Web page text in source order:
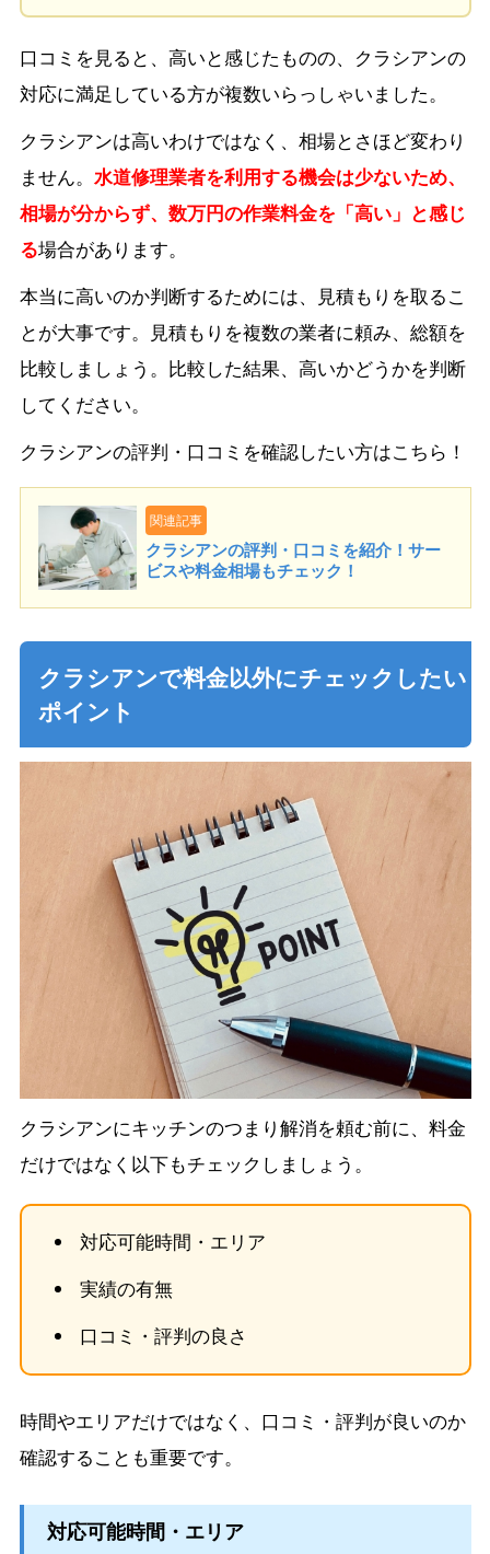
口コミを見ると、高いと感じたものの、クラシアンの
対応に満足している方が複数いらっしゃいました。
クラシアンは高いわけではなく、相場とさほど変わり
ません。 水道修理業者を利用する機会は少ないため、
相場が分からず、数万円の作業料金を「高い」と感じ
る場合があります。
本当に高いのか判断するためには、見積もりを取るこ
とが大事です。見積もりを複数の業者に頼み、総額を
比較しましょう。比較した結果、高いかどうかを判断
してください。
クラシアンの評判・口コミを確認したい方はこちら！
関連記事
クラシアンの評判・口コミを紹介！サー
ビスや料金相場もチェック！
クラシアンで料金以外にチェックしたい
ポイント
クラシアンにキッチンのつまり解消を頼む前に、料金
だけではなく以下もチェックしましょう。
対応可能時間・エリア
実績の有無
口コミ・評判の良さ
時間やエリアだけではなく、口コミ・評判が良いのか
確認することも重要です。
対応可能時間・エリア